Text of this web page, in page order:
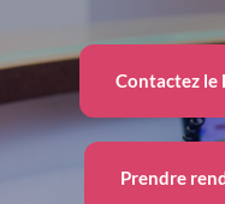
Contactez le
Prendre